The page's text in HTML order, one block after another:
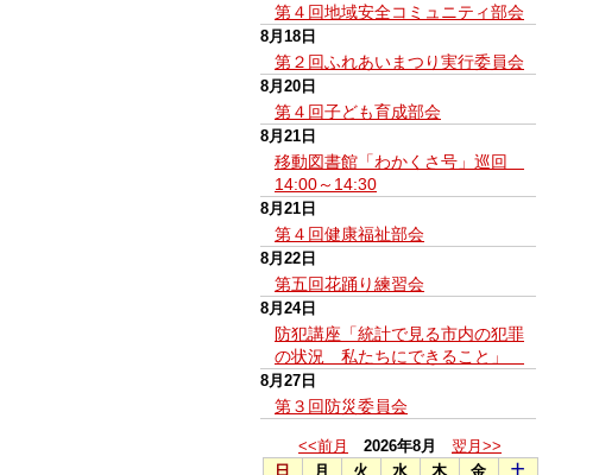
第４回地域安全コミュニティ部会
8月18日
第２回ふれあいまつり実行委員会
8月20日
第４回子ども育成部会
8月21日
移動図書館「わかくさ号」巡回
14:00～14:30
8月21日
第４回健康福祉部会
8月22日
第五回花踊り練習会
8月24日
防犯講座「統計で見る市内の犯罪
の状況 私たちにできること」
8月27日
第３回防災委員会
<<前月 2026年8月
翌月>>
日
月 火 水 木 金 土